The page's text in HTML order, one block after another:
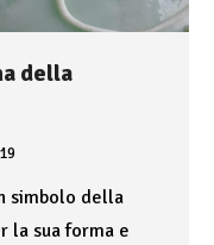
della
simbolo della
la sua forma e